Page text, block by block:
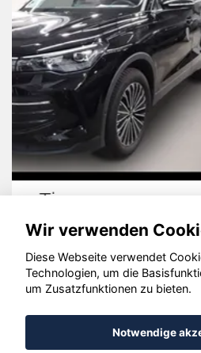
Skoda Karoq
© konjunkturmotor.de
Wir verwenden
Diese Webseite verwendet
Technologien, um die
um Zusatzfunktionen zu bieten.
Notwendige